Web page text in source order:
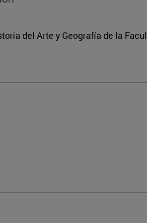
del Arte y Geografía de la